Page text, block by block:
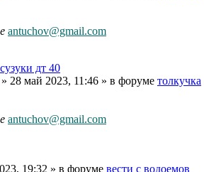
antuchov@gmail.com
дт 40
» 28 май 2023, 11:46 » в форуме толкучка
antuchov@gmail.com
19:32 » в форуме вести с водоемов